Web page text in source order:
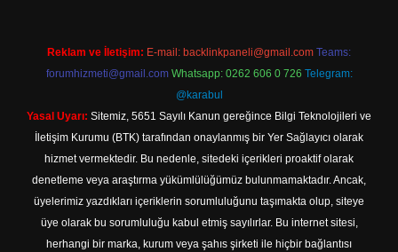
Reklam ve İletişim: E-mail: backlinkpaneli@gmail.com Teams:
forumhizmeti@gmail.com Whatsapp: 0262 606 0 726 Telegram:
@karabul
Yasal Uyarı: Sitemiz, 5651 Sayılı Kanun gereğince Bilgi Teknolojileri ve
İletişim Kurumu (BTK) tarafından onaylanmış bir Yer Sağlayıcı olarak
hizmet vermektedir. Bu nedenle, sitedeki içerikleri proaktif olarak
denetleme veya araştırma yükümlülüğümüz bulunmamaktadır. Ancak,
üyelerimiz yazdıkları içeriklerin sorumluluğunu taşımakta olup, siteye
üye olarak bu sorumluluğu kabul etmiş sayılırlar. Bu internet sitesi,
herhangi bir marka, kurum veya şahıs şirketi ile hiçbir bağlantısı